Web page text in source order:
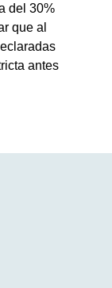
del 30%
que al
antes